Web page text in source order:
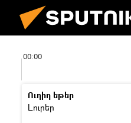
00:00
Ուղիղ եթեր
Լուրեր